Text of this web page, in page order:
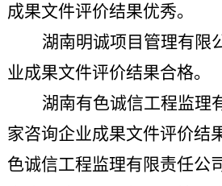
成果文件评价结果优秀。
湖南明诚项目管理有限
业成果文件评价结果合格。
湖南有色诚信工程监理
家咨询企业成果文件评价结
色诚信工程监理有限责任公